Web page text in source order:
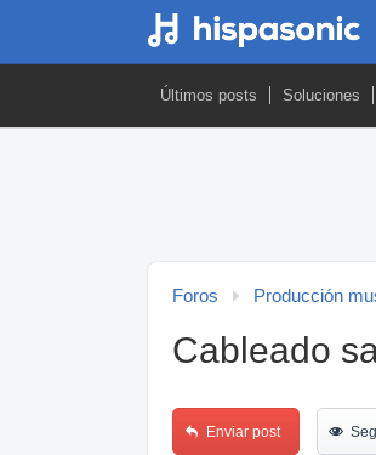
Últimos posts Soluciones
Foros Producción
Cableado
Enviar post